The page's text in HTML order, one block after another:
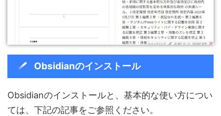
Obsidianのインストール
Obsidianのインストールと、基本的な使い方につい
ては、下記の記事をご参照ください。